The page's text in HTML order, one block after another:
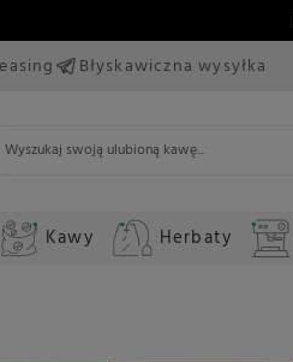
Błyskawiczna wysyłka
Kawy Herbaty